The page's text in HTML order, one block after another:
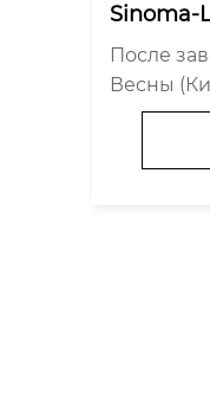
Sinoma-
ый
новый
ошади
После
Весны
achinery
ступила